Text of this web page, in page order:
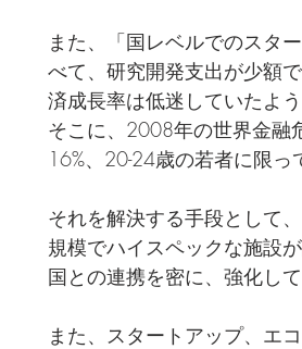
また、「国レベルでのスタ
べて、研究開発支出が少額
済成長率は低迷していたよう
そこに、2008年の世界金
16%、20-24歳の若者に限っ
それを解決する手段として
規模でハイスペックな施設
国との連携を密に、強化し
また、スタートアップ、エ